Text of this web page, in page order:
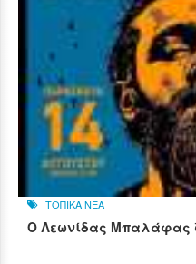
ΤΟΠΙΚΑ ΝΕΑ
Ο Λεωνίδας Μπαλάφας